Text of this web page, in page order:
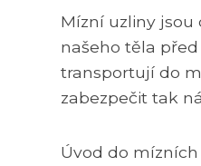
Mízní uzliny
našeho těla
transportují do
zabezpečit tak
Úvod do